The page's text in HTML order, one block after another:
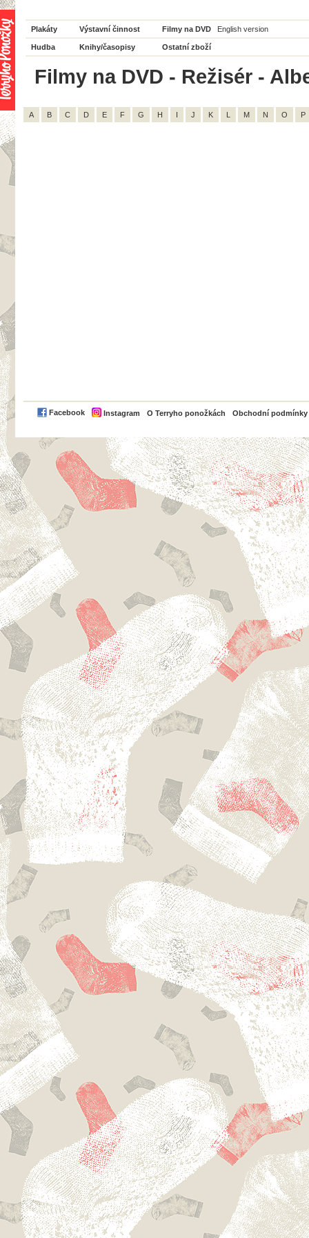
Plakáty Výstavní činnost Filmy na DVD English version
Hudba Knihy/časopisy Ostatní zboží
Filmy na DVD - Režisér -
A B C D E F G H I J K L M N O P
Facebook Instagram O Terryho ponožkách Obchodní podmínky
PayPal